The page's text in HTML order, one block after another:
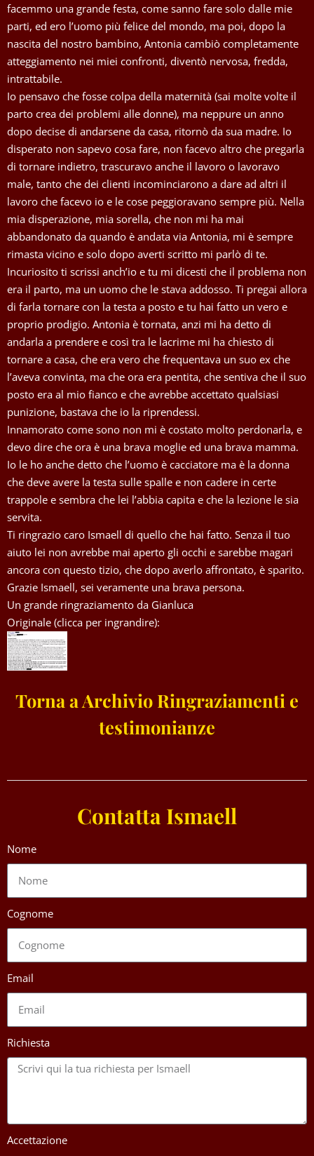
facemmo una grande festa, come sanno fare solo dalle mie
parti, ed ero l’uomo più felice del mondo, ma poi, dopo la
nascita del nostro bambino, Antonia cambiò completamente
atteggiamento nei miei confronti, diventò nervosa, fredda,
intrattabile.
Io pensavo che fosse colpa della maternità (sai molte volte il
parto crea dei problemi alle donne), ma neppure un anno
dopo decise di andarsene da casa, ritornò da sua madre. Io
disperato non sapevo cosa fare, non facevo altro che pregarla
di tornare indietro, trascuravo anche il lavoro o lavoravo
male, tanto che dei clienti incominciarono a dare ad altri il
lavoro che facevo io e le cose peggioravano sempre più. Nella
mia disperazione, mia sorella, che non mi ha mai
abbandonato da quando è andata via Antonia, mi è sempre
rimasta vicino e solo dopo averti scritto mi parlò di te.
Incuriosito ti scrissi anch’io e tu mi dicesti che il problema non
era il parto, ma un uomo che le stava addosso. Ti pregai allora
di farla tornare con la testa a posto e tu hai fatto un vero e
proprio prodigio. Antonia è tornata, anzi mi ha detto di
andarla a prendere e così tra le lacrime mi ha chiesto di
tornare a casa, che era vero che frequentava un suo ex che
l’aveva convinta, ma che ora era pentita, che sentiva che il suo
posto era al mio fianco e che avrebbe accettato qualsiasi
punizione, bastava che io la riprendessi.
Innamorato come sono non mi è costato molto perdonarla, e
devo dire che ora è una brava moglie ed una brava mamma.
Io le ho anche detto che l’uomo è cacciatore ma è la donna
che deve avere la testa sulle spalle e non cadere in certe
trappole e sembra che lei l’abbia capita e che la lezione le sia
servita.
Ti ringrazio caro Ismaell di quello che hai fatto. Senza il tuo
aiuto lei non avrebbe mai aperto gli occhi e sarebbe magari
ancora con questo tizio, che dopo averlo affrontato, è sparito.
Grazie Ismaell, sei veramente una brava persona.
Un grande ringraziamento da Gianluca
Originale (clicca per ingrandire):
Torna a Archivio Ringraziamenti e
testimonianze
Contatta Ismaell
Nome
Cognome
Email
Richiesta
Accettazione